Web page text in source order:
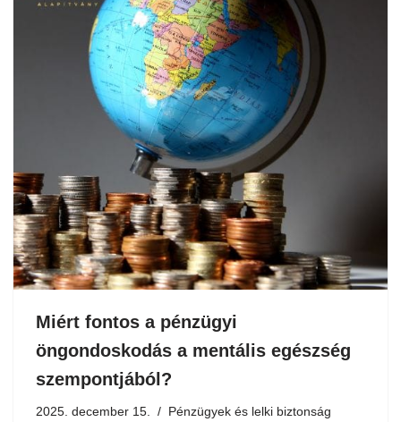
Miért fontos a pénzügyi
öngondoskodás a mentális egészség
szempontjából?
2025. december 15. Pénzügyek és lelki biztonság